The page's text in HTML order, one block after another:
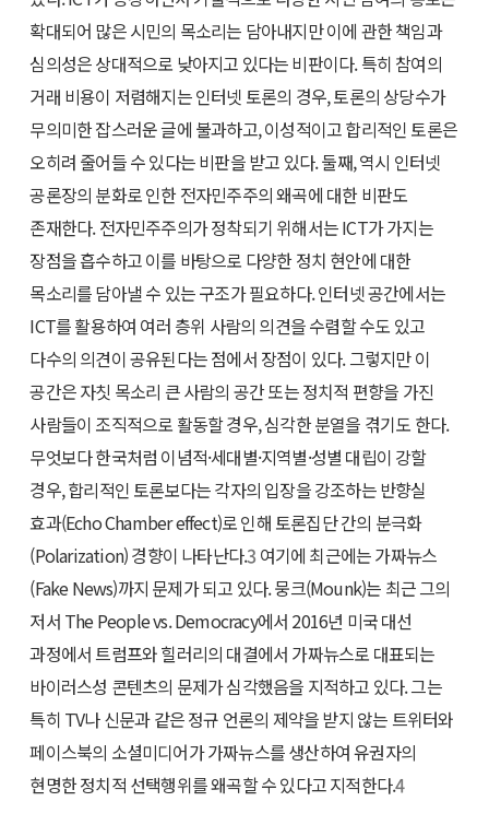
확대되어 많은 시민의 목소리는 담아내지만 이에 관한 책임과
심의성은 상대적으로 낮아지고 있다는 비판이다. 특히 참여의
거래 비용이 저렴해지는 인터넷 토론의 경우, 토론의 상당수가
무의미한 잡스러운 글에 불과하고, 이성적이고 합리적인 토론은
오히려 줄어들 수 있다는 비판을 받고 있다. 둘째, 역시 인터넷
공론장의 분화로 인한 전자민주주의 왜곡에 대한 비판도
존재한다. 전자민주주의가 정착되기 위해서는 ICT가 가지는
장점을 흡수하고 이를 바탕으로 다양한 정치 현안에 대한
목소리를 담아낼 수 있는 구조가 필요하다. 인터넷 공간에서는
ICT를 활용하여 여러 층위 사람의 의견을 수렴할 수도 있고
다수의 의견이 공유된다는 점에서 장점이 있다. 그렇지만 이
공간은 자칫 목소리 큰 사람의 공간 또는 정치적 편향을 가진
사람들이 조직적으로 활동할 경우, 심각한 분열을 겪기도 한다.
무엇보다 한국처럼 이념적·세대별·지역별·성별 대립이 강할
경우, 합리적인 토론보다는 각자의 입장을 강조하는 반향실
효과(Echo Chamber effect)로 인해 토론집단 간의 분극화
(Polarization) 경향이 나타난다.3 여기에 최근에는 가짜뉴스
(Fake News)까지 문제가 되고 있다. 뭉크(Mounk)는 최근 그의
저서 The People vs. Democracy에서 2016년 미국 대선
과정에서 트럼프와 힐러리의 대결에서 가짜뉴스로 대표되는
바이러스성 콘텐츠의 문제가 심각했음을 지적하고 있다. 그는
특히 TV나 신문과 같은 정규 언론의 제약을 받지 않는 트위터와
페이스북의 소셜미디어가 가짜뉴스를 생산하여 유권자의
현명한 정치적 선택행위를 왜곡할 수 있다고 지적한다.4